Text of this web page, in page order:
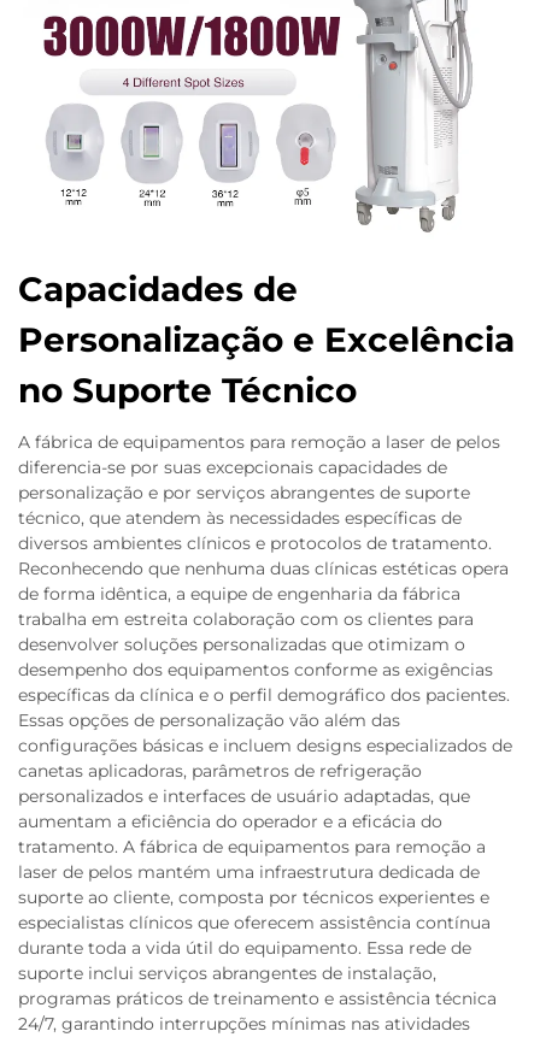
Capacidades de
Personalização e Excelência
no Suporte Técnico
A fábrica de equipamentos para remoção a laser de pelos
diferencia-se por suas excepcionais capacidades de
personalização e por serviços abrangentes de suporte
técnico, que atendem às necessidades específicas de
diversos ambientes clínicos e protocolos de tratamento.
Reconhecendo que nenhuma duas clínicas estéticas opera
de forma idêntica, a equipe de engenharia da fábrica
trabalha em estreita colaboração com os clientes para
desenvolver soluções personalizadas que otimizam o
desempenho dos equipamentos conforme as exigências
específicas da clínica e o perfil demográfico dos pacientes.
Essas opções de personalização vão além das
configurações básicas e incluem designs especializados de
canetas aplicadoras, parâmetros de refrigeração
personalizados e interfaces de usuário adaptadas, que
aumentam a eficiência do operador e a eficácia do
tratamento. A fábrica de equipamentos para remoção a
laser de pelos mantém uma infraestrutura dedicada de
suporte ao cliente, composta por técnicos experientes e
especialistas clínicos que oferecem assistência contínua
durante toda a vida útil do equipamento. Essa rede de
suporte inclui serviços abrangentes de instalação,
programas práticos de treinamento e assistência técnica
24/7, garantindo interrupções mínimas nas atividades